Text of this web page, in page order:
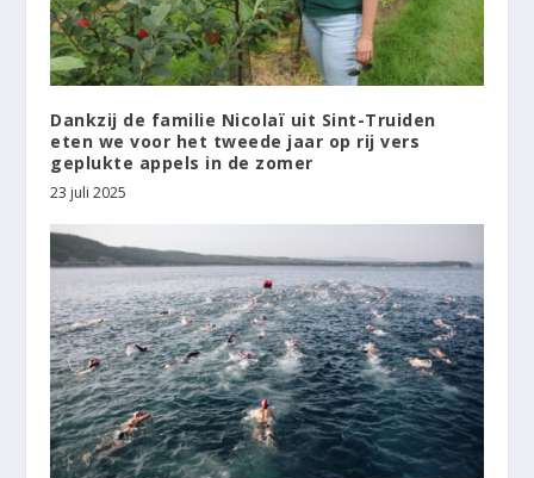
Dankzij de familie Nicolaï uit Sint-Truiden
eten we voor het tweede jaar op rij vers
geplukte appels in de zomer
23 juli 2025